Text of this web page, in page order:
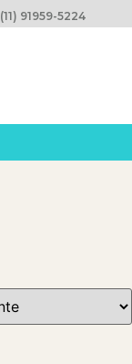
(11) 91959-5224